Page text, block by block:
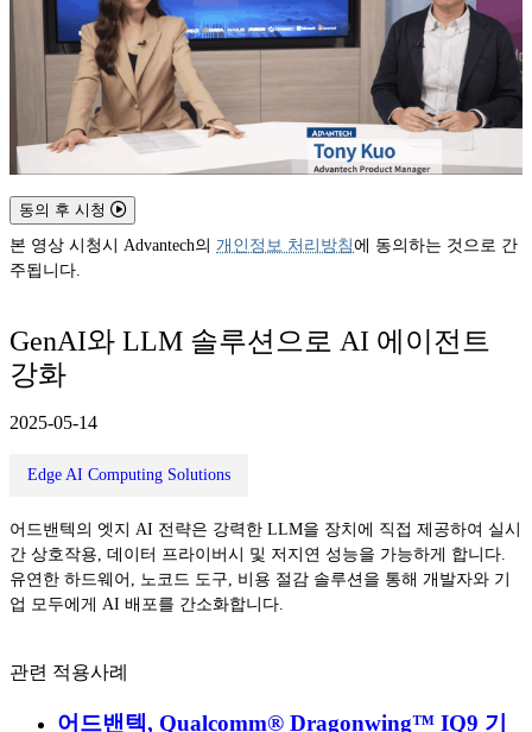
동의 후 시청
본 영상 시청시 Advantech의 개인정보 처리방침에 동의하는 것으로 간
주됩니다.
GenAI와 LLM 솔루션으로 AI 에이전트
강화
2025-05-14
Edge AI Computing Solutions
어드밴텍의 엣지 AI 전략은 강력한 LLM을 장치에 직접 제공하여 실시
간 상호작용, 데이터 프라이버시 및 저지연 성능을 가능하게 합니다.
유연한 하드웨어, 노코드 도구, 비용 절감 솔루션을 통해 개발자와 기
업 모두에게 AI 배포를 간소화합니다.
관련 적용사례
어드밴텍, Qualcomm® Dragonwing™ IQ9 기